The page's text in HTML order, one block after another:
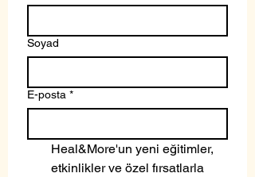
Soyad
E-posta *
Heal&More'un yeni eğitimler,
etkinlikler ve özel fırsatlarla